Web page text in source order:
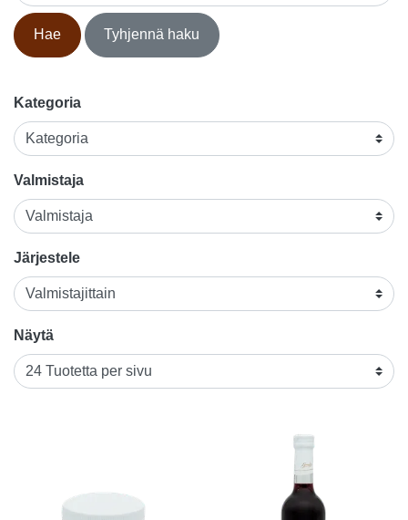
Hae Tyhjennä haku
Kategoria
Valmistaja
Järjestele
Näytä